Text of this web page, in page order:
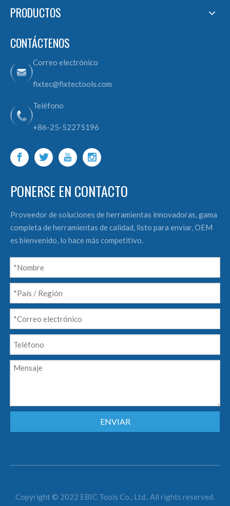
PRODUCTOS
CONTÁCTENOS
Correo electrónico
fixtec@fixtectools.com
Teléfono
+86-25-52275196
PONERSE EN CONTACTO
Proveedor de soluciones de herramientas innovadoras, gama
completa de herramientas de calidad, listo para enviar, OEM
es bienvenido, lo hace más competitivo.
ENVIAR
Copyright © 2022 EBIC Tools Co., Ltd.. All rights reserved.